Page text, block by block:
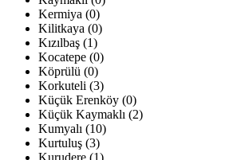
Kermiya (0)
Kilitkaya (0)
Kızılbaş (1)
Kocatepe (0)
Köprülü (0)
Korkuteli (3)
Küçük Erenköy (0)
Küçük Kaymaklı (2)
Kumyalı (10)
Kurtuluş (3)